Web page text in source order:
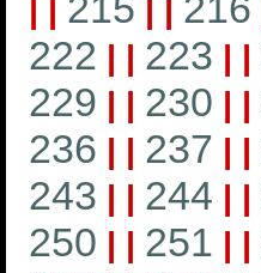
| | | |
222 | | 223 | |
229 | | 230 | |
236 | | 237 | |
243 | | 244 | |
250 | | 251 | |